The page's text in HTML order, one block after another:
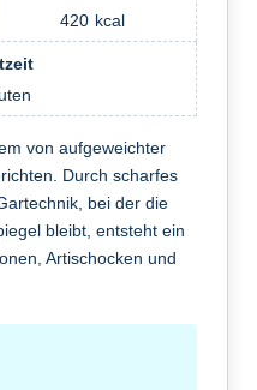
420 kcal
von aufgeweichter
Durch scharfes
bei der die
bleibt, entsteht ein
Artischocken und